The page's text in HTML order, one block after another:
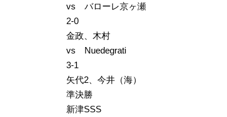
vs バローレ京ヶ瀬
2-0
金政、木村
vs Nuedegrati
3-1
矢代2、今井（海）
準決勝
新津SSS